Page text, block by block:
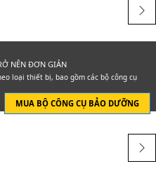
NÊN ĐƠN GIẢN
loại thiết bị, bao gồm các bộ công cụ
MUA BỘ CÔNG CỤ BẢO DƯỠNG